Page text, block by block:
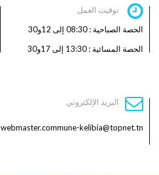
توقيت العمل
الحصة الصباحية : 08:30 إلى 12و30
الحصة المسائية : 13:30 إلى 17و30
البريد الإلكتروني
webmaster.commune-kelibia@topnet.tn